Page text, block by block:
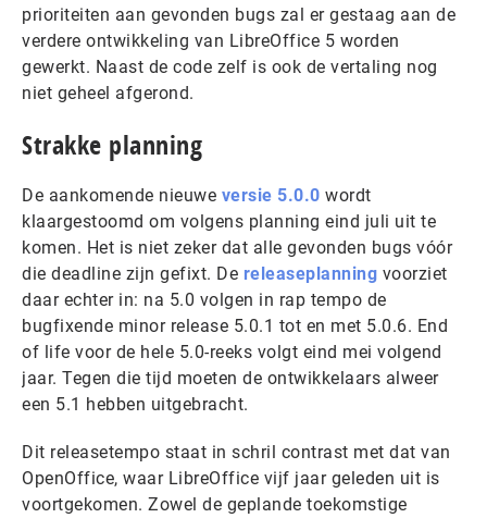
prioriteiten aan gevonden bugs zal er gestaag aan de
verdere ontwikkeling van LibreOffice 5 worden
gewerkt. Naast de code zelf is ook de vertaling nog
niet geheel afgerond.
Strakke planning
De aankomende nieuwe versie 5.0.0 wordt
klaargestoomd om volgens planning eind juli uit te
komen. Het is niet zeker dat alle gevonden bugs vóór
die deadline zijn gefixt. De releaseplanning voorziet
daar echter in: na 5.0 volgen in rap tempo de
bugfixende minor release 5.0.1 tot en met 5.0.6. End
of life voor de hele 5.0-reeks volgt eind mei volgend
jaar. Tegen die tijd moeten de ontwikkelaars alweer
een 5.1 hebben uitgebracht.
Dit releasetempo staat in schril contrast met dat van
OpenOffice, waar LibreOffice vijf jaar geleden uit is
voortgekomen. Zowel de geplande toekomstige